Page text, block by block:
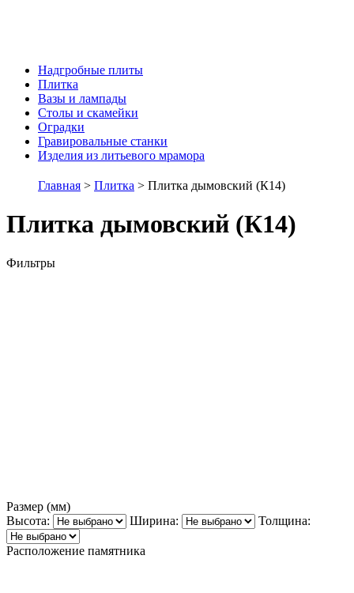
Надгробные плиты
Плитка
Вазы и лампады
Столы и скамейки
Оградки
Гравировальные станки
Изделия из литьевого мрамора
Главная > Плитка > Плитка дымовский (К14)
Плитка дымовский (К14)
Фильтры
Размер (мм)
Высота:
Ширина: Толщина:
Расположение памятника